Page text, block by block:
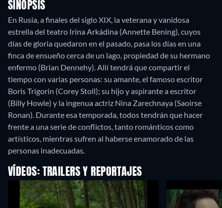
SINOPSIS
En Rusia, a finales del siglo XIX, la veterana y vanidosa
estrella del teatro Irina Arkádina (Annette Bening), cuyos
días de gloria quedaron en el pasado, pasa los días en una
finca de ensueño cerca de un lago, propiedad de su hermano
enfermo (Brian Dennehy). Allí tendrá que compartir el
tiempo con varias personas: su amante, el famoso escritor
Boris Trigorin (Corey Stoll); su hijo y aspirante a escritor
(Billy Howle) y la ingenua actriz Nina Zarechnaya (Saoirse
Ronan). Durante esa temporada, todos tendrán que hacer
frente a una serie de conflictos, tanto románticos como
artísticos, mientras sufren al haberse enamorado de las
personas inadecuadas.
VÍDEOS: TRAILERS Y REPORTAJES